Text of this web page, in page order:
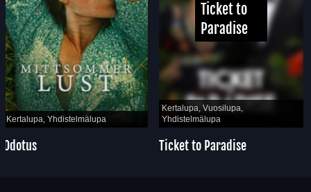
Kertalupa, Yhdistelmälupa
Odotus
Ticket to
Paradise
Kertalupa, Vuosilupa,
Yhdistelmälupa
Ticket to Paradise